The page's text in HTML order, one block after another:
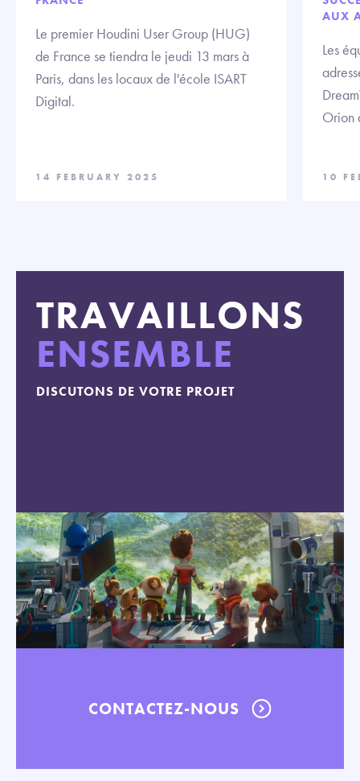
Le premier Houdini User Group (HUG)
de France se tiendra le jeudi 13 mars à
Paris, dans les locaux de l'école ISART
Digital.
14 FEBRUARY 2025
AUX
Les
Orion
10
TRAVAILLONS
ENSEMBLE
DISCUTONS DE VOTRE PROJET
CONTACTEZ-NOUS